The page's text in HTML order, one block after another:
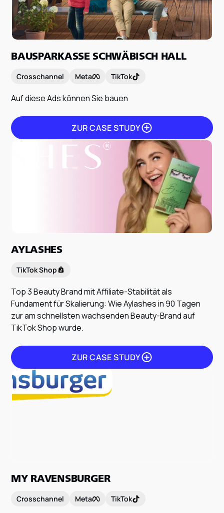
BAUSPARKASSE SCHWÄBISCH HALL
Crosschannel Meta TikTok
Auf diese Ads können Sie bauen
ZUR CASE STUDY
ZUR CASE STUDY
AYLASHES
TikTok Shop
Top 3 Beauty Brand mit Affiliate-Stabilität als
Fundament für Skalierung: Wie Aylashes in 90 Tagen
zur am schnellsten wachsenden Beauty-Brand auf
TikTok Shop wurde.
ZUR CASE STUDY
MY RAVENSBURGER
Crosschannel Meta TikTok